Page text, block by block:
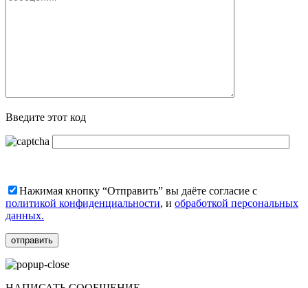
Введите этот код
Нажимая кнопку “Отправить” вы даёте согласие с
политикой конфиденциальности, и обработкой персональных
данных.